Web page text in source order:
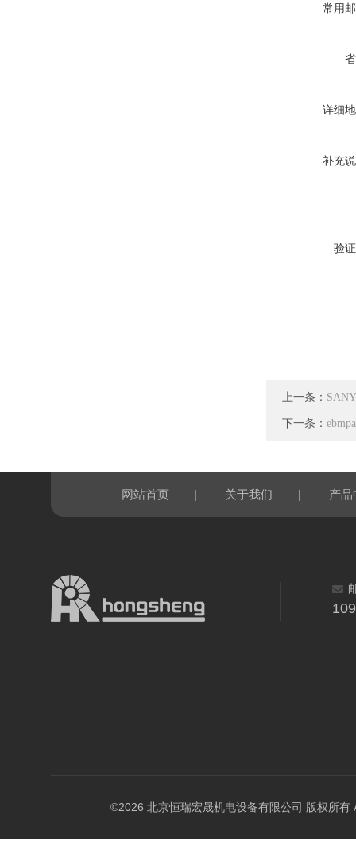
常用
详细
补充
验
上一条：
下一条：
网站首页 | 关于我们 | 产品
©2026 北京恒瑞宏晟机电设备有限公司 版权所有